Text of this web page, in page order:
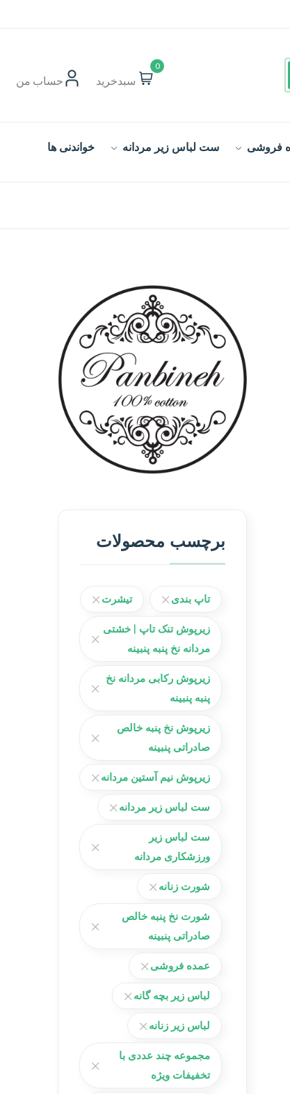
0
سبدخرید حساب‌ من
فروشی ست لباس زیر مردانه خواندنی ها
برچسب محصولات
تاپ بندی تیشرت
زیرپوش تنک تاپ | خشتی
مردانه نخ پنبه پنبینه
زیرپوش رکابی مردانه نخ
پنبه پنبینه
زیرپوش نخ پنبه خالص
صادراتی پنبینه
زیرپوش نیم آستین مردانه
ست لباس زیر مردانه
ست لباس زیر
ورزشکاری مردانه
شورت زنانه
شورت نخ پنبه خالص
صادراتی پنبینه
عمده فروشی
لباس زیر بچه گانه
لباس زیر زنانه
مجموعه چند عددی با
تخفیفات ویژه